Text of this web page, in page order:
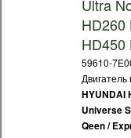
Ultra
HD260
HD450
59610-
Двигатель
HYUNDAI
Universe
Qeen /